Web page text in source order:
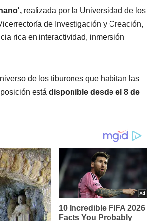
realizada por la Universidad de los
de Investigación y Creación,
rica en interactividad, inmersión
de los tiburones que habitan las
está disponible desde el 8 de